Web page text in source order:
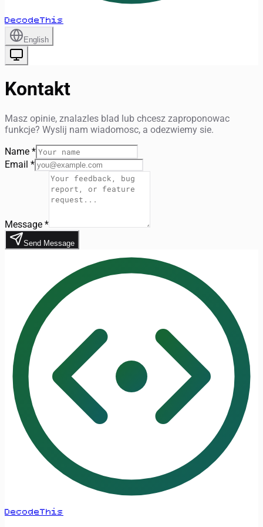
DecodeThis
English
Kontakt
Masz opinie, znalazles blad lub chcesz zaproponowac
funkcje? Wyslij nam wiadomosc, a odezwiemy sie.
Name *
Email *
Message *
Send Message
DecodeThis